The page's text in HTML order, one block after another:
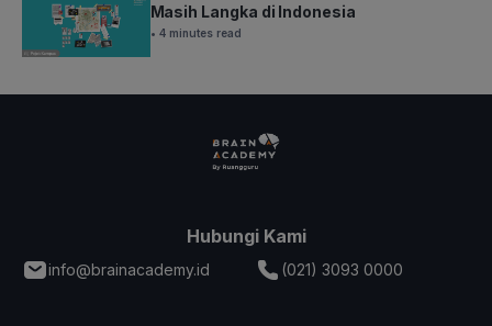
Masih Langka di Indonesia
• 4 minutes read
Hubungi Kami
info@brainacademy.id (021) 3093 0000